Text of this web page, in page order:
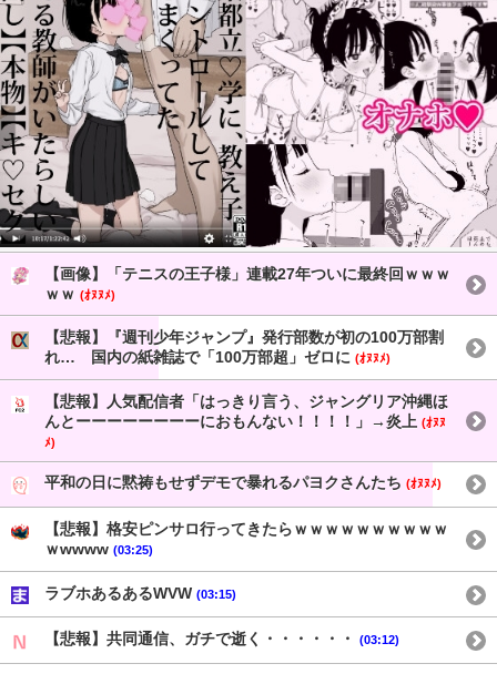
【画像】「テニスの王子様」連載27年ついに最終回ｗｗｗ
ｗｗ (ｵﾇﾇﾒ)
【悲報】『週刊少年ジャンプ』発行部数が初の100万部割
れ… 国内の紙雑誌で「100万部超」ゼロに (ｵﾇﾇﾒ)
【悲報】人気配信者「はっきり言う、ジャングリア沖縄ほ
んとーーーーーーーーにおもんない！！！！」→炎上 (ｵﾇﾇ
ﾒ)
平和の日に黙祷もせずデモで暴れるパヨクさんたち (ｵﾇﾇﾒ)
【悲報】格安ピンサロ行ってきたらｗｗｗｗｗｗｗｗｗｗ
ｗwwww (03:25)
ラブホあるあるWVW (03:15)
【悲報】共同通信、ガチで逝く・・・・・・ (03:12)